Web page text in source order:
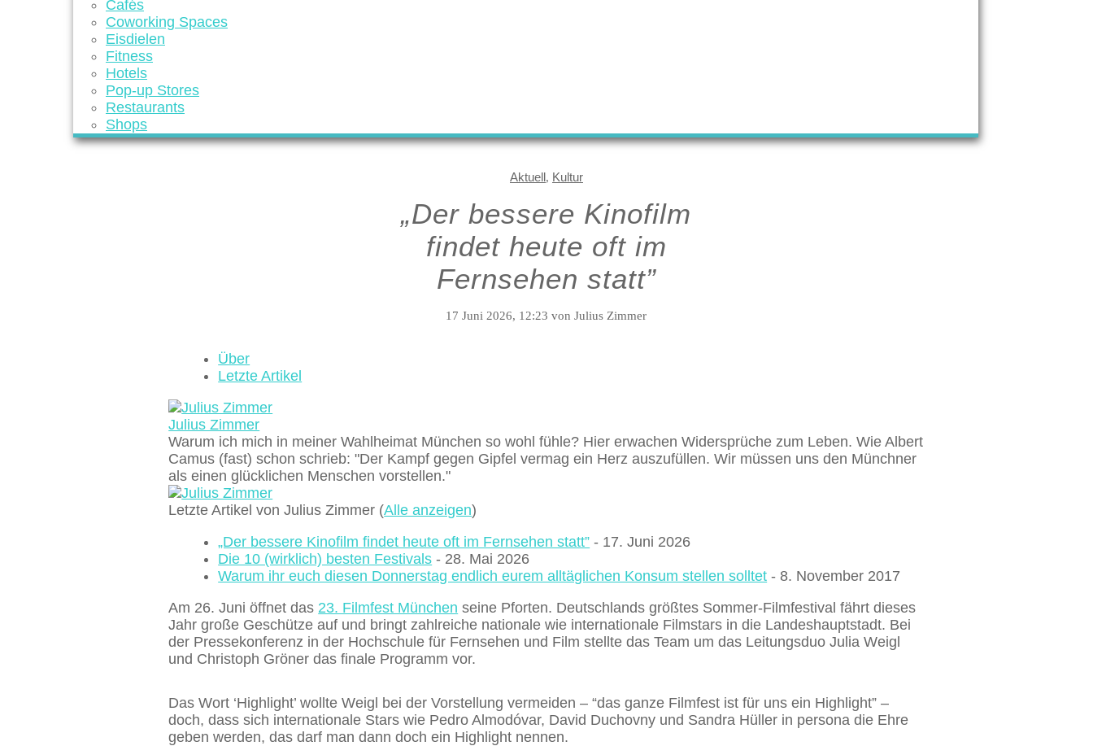
Cafés
Coworking Spaces
Eisdielen
Fitness
Hotels
Pop-up Stores
Restaurants
Shops
Aktuell, Kultur
„Der bessere Kinofilm
findet heute oft im
Fernsehen statt”
17 Juni 2026, 12:23 von Julius Zimmer
Über
Letzte Artikel
Julius Zimmer
Warum ich mich in meiner Wahlheimat München so wohl fühle? Hier erwachen Widersprüche zum Leben. Wie Albert
Camus (fast) schon schrieb: "Der Kampf gegen Gipfel vermag ein Herz auszufüllen. Wir müssen uns den Münchner
als einen glücklichen Menschen vorstellen."
Letzte Artikel von Julius Zimmer (Alle anzeigen)
„Der bessere Kinofilm findet heute oft im Fernsehen statt” - 17. Juni 2026
Die 10 (wirklich) besten Festivals - 28. Mai 2026
Warum ihr euch diesen Donnerstag endlich eurem alltäglichen Konsum stellen solltet - 8. November 2017
Am 26. Juni öffnet das 23. Filmfest München seine Pforten. Deutschlands größtes Sommer-Filmfestival fährt dieses
Jahr große Geschütze auf und bringt zahlreiche nationale wie internationale Filmstars in die Landeshauptstadt. Bei
der Pressekonferenz in der Hochschule für Fernsehen und Film stellte das Team um das Leitungsduo Julia Weigl
und Christoph Gröner das finale Programm vor.
Das Wort ‘Highlight’ wollte Weigl bei der Vorstellung vermeiden – “das ganze Filmfest ist für uns ein Highlight” –
doch, dass sich internationale Stars wie Pedro Almodóvar, David Duchovny und Sandra Hüller in persona die Ehre
geben werden, das darf man dann doch ein Highlight nennen.